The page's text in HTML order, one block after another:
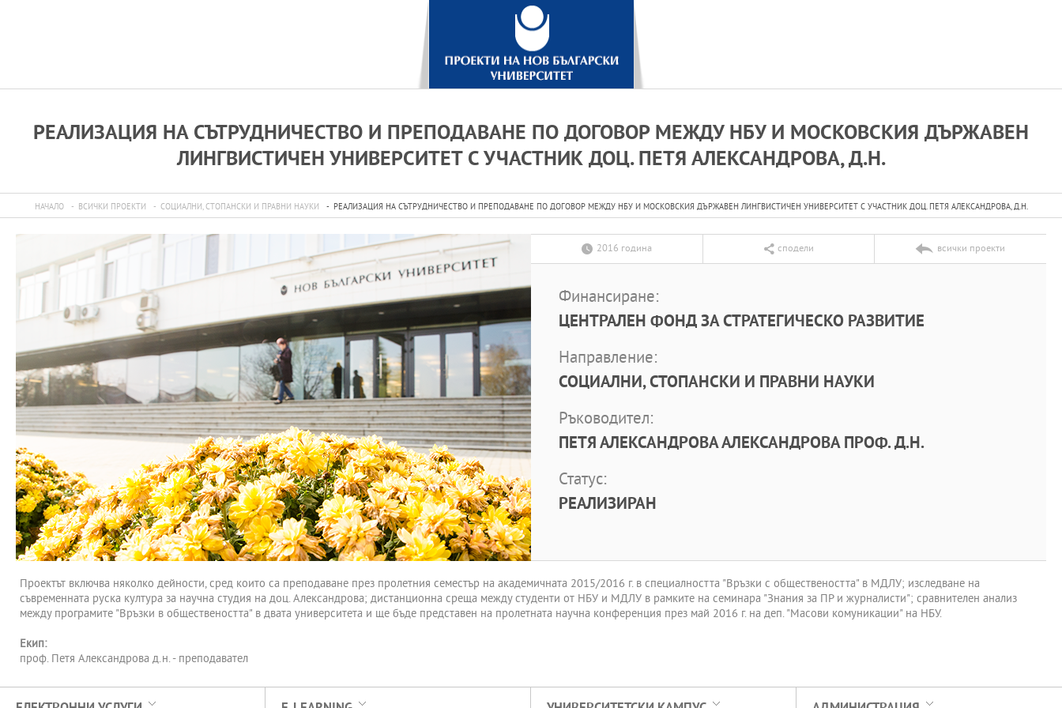
РЕАЛИЗАЦИЯ НА СЪТРУДНИЧЕСТВО И ПРЕПОДАВАНЕ ПО ДОГОВОР МЕЖДУ НБУ И МОСКОВСКИЯ ДЪРЖАВЕН
ЛИНГВИСТИЧЕН УНИВЕРСИТЕТ С УЧАСТНИК ДОЦ. ПЕТЯ АЛЕКСАНДРОВА, Д.Н.
НАЧАЛО ВСИЧКИ ПРОЕКТИ СОЦИАЛНИ, СТОПАНСКИ И ПРАВНИ НАУКИ РЕАЛИЗАЦИЯ НА СЪТРУДНИЧЕСТВО И ПРЕПОДАВАНЕ ПО ДОГОВОР МЕЖДУ НБУ И МОСКОВСКИЯ ДЪРЖАВЕН ЛИНГВИСТИЧЕН УНИВЕРСИТЕТ С УЧАСТНИК ДОЦ. ПЕТЯ АЛЕКСАНДРОВА, Д.Н.
2016 година сподели всички проекти
Финансиране:
ЦЕНТРАЛЕН ФОНД ЗА СТРАТЕГИЧЕСКО РАЗВИТИЕ
Направление:
СОЦИАЛНИ, СТОПАНСКИ И ПРАВНИ НАУКИ
Ръководител:
ПЕТЯ АЛЕКСАНДРОВА АЛЕКСАНДРОВА ПРОФ. Д.Н.
Статус:
РЕАЛИЗИРАН
Проектът включва няколко дейности, сред които са преподаване през пролетния семестър на академичната 2015/2016 г. в специалността "Връзки с обществеността" в МДЛУ; изследване на
съвременната руска култура за научна студия на доц. Александрова; дистанционна среща между студенти от НБУ и МДЛУ в рамките на семинара "Знания за ПР и журналисти"; сравнителен анализ
между програмите "Връзки в обществеността" в двата университета и ще бъде представен на пролетната научна конференция през май 2016 г. на деп. "Масови комуникации" на НБУ.
Екип:
проф. Петя Александрова д.н. - преподавател